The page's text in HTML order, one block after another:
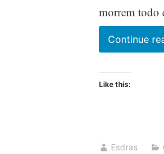
morrem todo
Continue
Like this:
Esdras